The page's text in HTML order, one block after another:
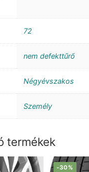
72
nem defekttűrő
Négyévszakos
Személy
termékek
-30%